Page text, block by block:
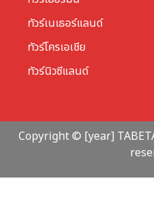
ทัวร์เนเธอร์แลนด์
ทัวร์โครเอเชีย
ทัวร์นิวซีแลนด์
Copyright © [year]